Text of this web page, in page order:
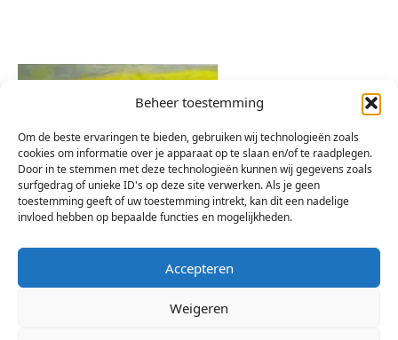
Beheer toestemming
Om de beste ervaringen te bieden, gebruiken wij technologieën zoals
cookies om informatie over je apparaat op te slaan en/of te raadplegen.
Door in te stemmen met deze technologieën kunnen wij gegevens zoals
surfgedrag of unieke ID's op deze site verwerken. Als je geen
toestemming geeft of uw toestemming intrekt, kan dit een nadelige
invloed hebben op bepaalde functies en mogelijkheden.
Accepteren
Weigeren